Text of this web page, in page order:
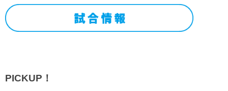
PICKUP！